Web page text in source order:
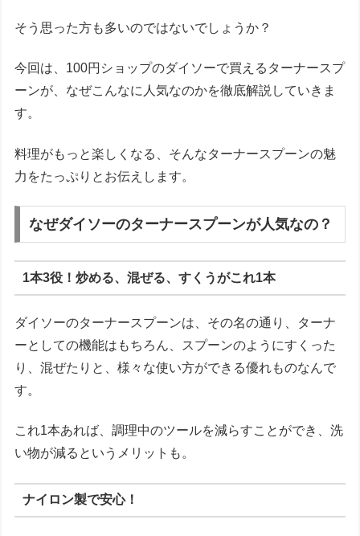
そう思った方も多いのではないでしょうか？
今回は、100円ショップのダイソーで買えるターナースプ
ーンが、なぜこんなに人気なのかを徹底解説していきま
す。
料理がもっと楽しくなる、そんなターナースプーンの魅
力をたっぷりとお伝えします。
なぜダイソーのターナースプーンが人気なの？
1本3役！炒める、混ぜる、すくうがこれ1本
ダイソーのターナースプーンは、その名の通り、ターナ
ーとしての機能はもちろん、スプーンのようにすくった
り、混ぜたりと、様々な使い方ができる優れものなんで
す。
これ1本あれば、調理中のツールを減らすことができ、洗
い物が減るというメリットも。
ナイロン製で安心！